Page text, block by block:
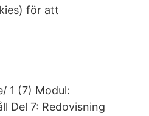
för att
1 (7) Modul:
Del 7: Redovisning